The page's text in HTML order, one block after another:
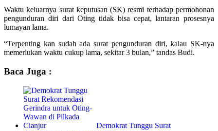
Waktu keluarnya surat keputusan (SK) resmi terhadap permohonan
pengunduran diri dari Oting tidak bisa cepat, lantaran prosesnya
lumayan lama.
“Terpenting kan sudah ada surat pengunduran diri, kalau SK-nya
memerlukan waktu cukup lama, sekitar 3 bulan,” tandas Budi.
Baca Juga :
Demokrat Tunggu Surat